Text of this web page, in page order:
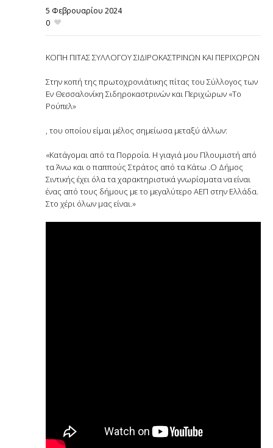
5 Φεβρουαρίου 2024
0
ΚΟΠΗ ΠΙΤΑΣ ΣΥΛΛΟΓΟΥ ΣΙΔΙΡΟΚΑΣΤΡΙΝΩΝ ΚΑΙ ΠΕΡΙΧΩΡΩΝ
Στην κοπή της πρωτοχρονιάτικης πίτας του Σύλλογος των
Εν Θεσσαλονίκη Σιδηροκαστρινών και Περιχώρων «Το
Ρούπελ»
, του οποίου είμαι μέλος σημείωσα μεταξύ άλλων:
«Κατάγομαι από τα Πορροία. Η γιαγιά μου Πλουμιστή από
τα Άνω και ο παππούς Στράτος από τα Κάτω .Ο Δήμος
Σιντικής έχει όλα τα χαρακτηριστικά γνωρίσματα να είναι
ένας από τους δήμους με το μεγαλύτερο ΑΕΠ στην Ελλάδα.
Στο χέρι όλων μας είναι.»